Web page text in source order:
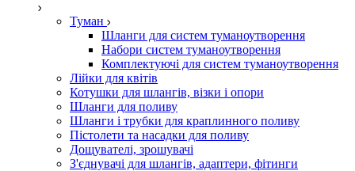
Туман
Шланги для систем туманоутворення
Набори систем туманоутворення
Комплектуючі для систем туманоутворення
Лійки для квітів
Котушки для шлангів, візки і опори
Шланги для поливу
Шланги і трубки для краплинного поливу
Пістолети та насадки для поливу
Дощувателі, зрошувачі
З'єднувачі для шлангів, адаптери, фітинги